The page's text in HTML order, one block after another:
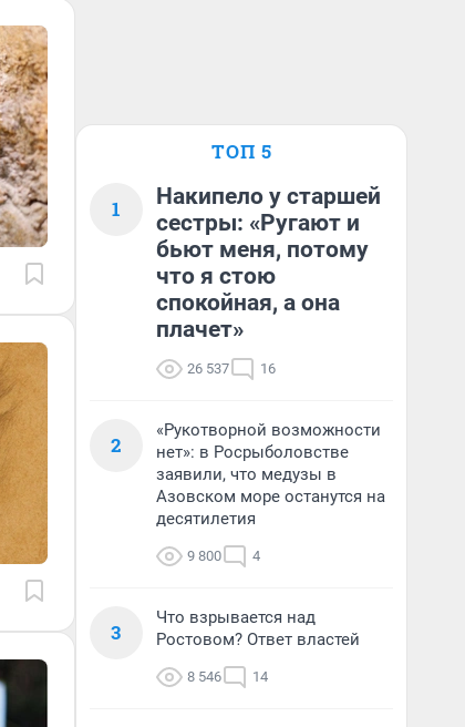
ТОП 5
1
Накипело у старшей
сестры: «Ругают и
бьют меня, потому
что я стою
спокойная, а она
плачет»
26 537 16
2
«Рукотворной возможности
нет»: в Росрыболовстве
заявили, что медузы в
Азовском море останутся на
десятилетия
9 800 4
3
Что взрывается над
Ростовом? Ответ властей
8 546 14